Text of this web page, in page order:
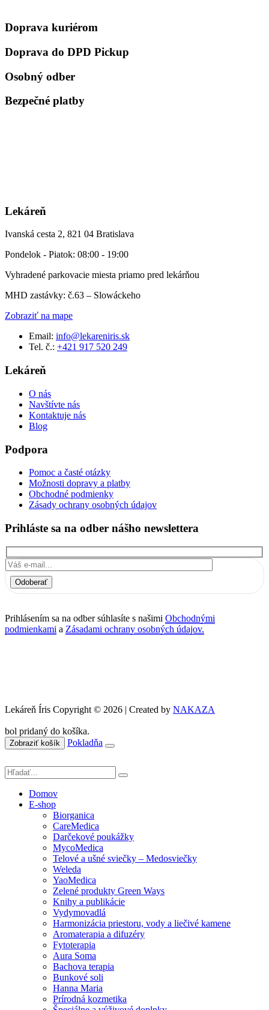
Doprava kuriérom
Doprava do DPD Pickup
Osobný odber
Bezpečné platby
Lekáreň
Ivanská cesta 2, 821 04 Bratislava
Pondelok - Piatok: 08:00 - 19:00
Vyhradené parkovacie miesta priamo pred lekárňou
MHD zastávky: č.63 – Slowáckeho
Zobraziť na mape
Email: info@lekareniris.sk
Tel. č.: +421 917 520 249
Lekáreň
O nás
Navštívte nás
Kontaktuje nás
Blog
Podpora
Pomoc a časté otázky
Možnosti dopravy a platby
Obchodné podmienky
Zásady ochrany osobných údajov
Prihláste sa na odber nášho newslettera
Odoberať
Prihlásením sa na odber súhlasíte s našimi Obchodnými
podmienkami a Zásadami ochrany osobných údajov.
Lekáreň Íris Copyright © 2026 | Created by NAKAZA
bol pridaný do košíka.
Zobraziť košík Pokladňa
Domov
E-shop
Biorganica
CareMedica
Darčekové poukážky
MycoMedica
Telové a ušné sviečky – Medosviečky
Weleda
YaoMedica
Zelené produkty Green Ways
Knihy a publikácie
Vydymovadlá
Harmonizácia priestoru, vody a liečivé kamene
Aromaterapia a difuzéry
Fytoterapia
Aura Soma
Bachova terapia
Bunkové soli
Hanna Maria
Prírodná kozmetika